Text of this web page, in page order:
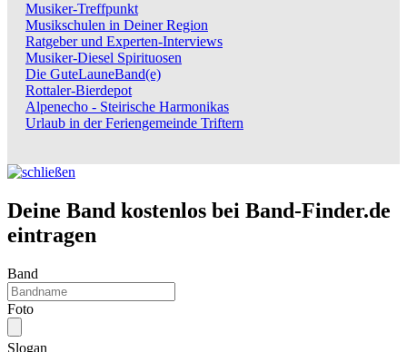
Musiker-Treffpunkt
Musikschulen in Deiner Region
Ratgeber und Experten-Interviews
Musiker-Diesel Spirituosen
Die GuteLauneBand(e)
Rottaler-Bierdepot
Alpenecho - Steirische Harmonikas
Urlaub in der Feriengemeinde Triftern
Deine Band kostenlos bei Band-Finder.de
eintragen
Band
Foto
Slogan